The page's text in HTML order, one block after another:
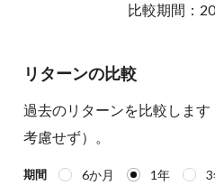
比較期間：
リターンの比較
過去のリターンを比較しま
考慮せず）。
期間 6か月 1年